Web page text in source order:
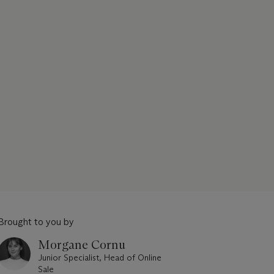
to you by
Morgane Cornu
Junior Specialist, Head of Online
Sale